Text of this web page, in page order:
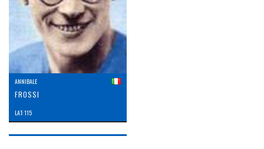
ANNIBALE
FROSSI
LAT: 115